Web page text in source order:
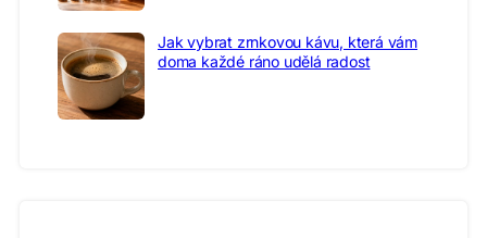
Jak vybrat zrnkovou kávu, která vám
doma každé ráno udělá radost